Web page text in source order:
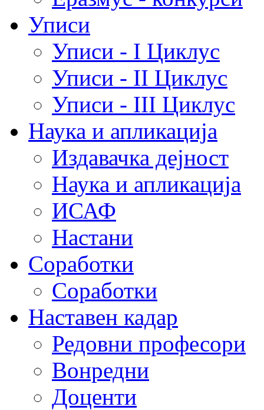
Уписи
Уписи - I Циклус
Уписи - II Циклус
Уписи - III Циклус
Наука и апликација
Издавачка дејност
Наука и апликација
ИСАФ
Настани
Соработки
Соработки
Наставен кадар
Редовни професори
Вонредни
Доценти